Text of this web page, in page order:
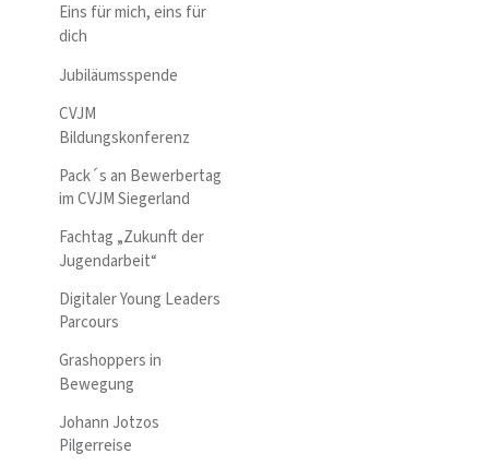
Eins für mich, eins für
dich
Jubiläumsspende
CVJM
Bildungskonferenz
Pack´s an Bewerbertag
im CVJM Siegerland
Fachtag „Zukunft der
Jugendarbeit“
Digitaler Young Leaders
Parcours
Grashoppers in
Bewegung
Johann Jotzos
Pilgerreise